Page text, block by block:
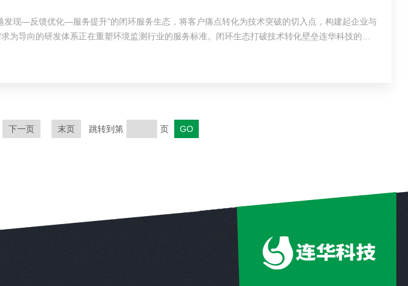
现—反馈优化—服务提升"的闭环服务生态，将客户痛点转化为技术突破的切入点，构建起企业与
导向的研发体系正在重塑环境监测行业的服务标准。闭环生态打破技术转化壁垒连华科技的闭
下一页 末页 跳转到第 页